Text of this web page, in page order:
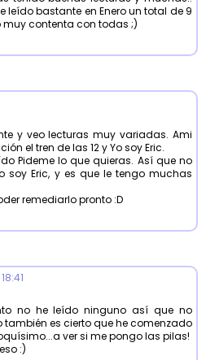
leído bastante en Enero un total de 9
muy contenta con todas ;)
y veo lecturas muy variadas. Ami
el tren de las 12 y Yo soy Eric.
Pideme lo que quieras. Así que no
soy Eric, y es que le tengo muchas
remediarlo pronto :D
18:41
no he leído ninguno así que no
es cierto que he comenzado
ver si me pongo las pilas!
:)